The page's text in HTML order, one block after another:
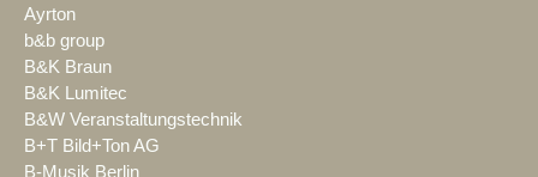
Ayrton
b&b group
B&K Braun
B&K Lumitec
B&W Veranstaltungstechnik
B+T Bild+Ton AG
B-Musik Berlin